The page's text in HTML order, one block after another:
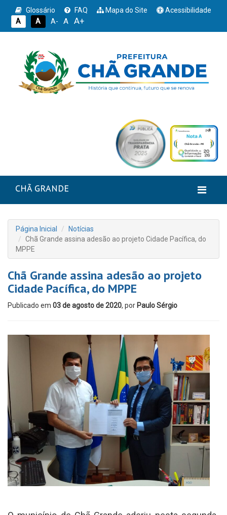
Glossário FAQ Mapa do Site
Acessibilidade
A
A A- A A+
CHÃ GRANDE
Página Inicial
Notícias
Chã Grande assina adesão ao projeto Cidade Pacífica, do
MPPE
Chã Grande assina adesão ao projeto
Cidade Pacífica, do MPPE
Publicado em 03 de agosto de 2020, por Paulo Sérgio